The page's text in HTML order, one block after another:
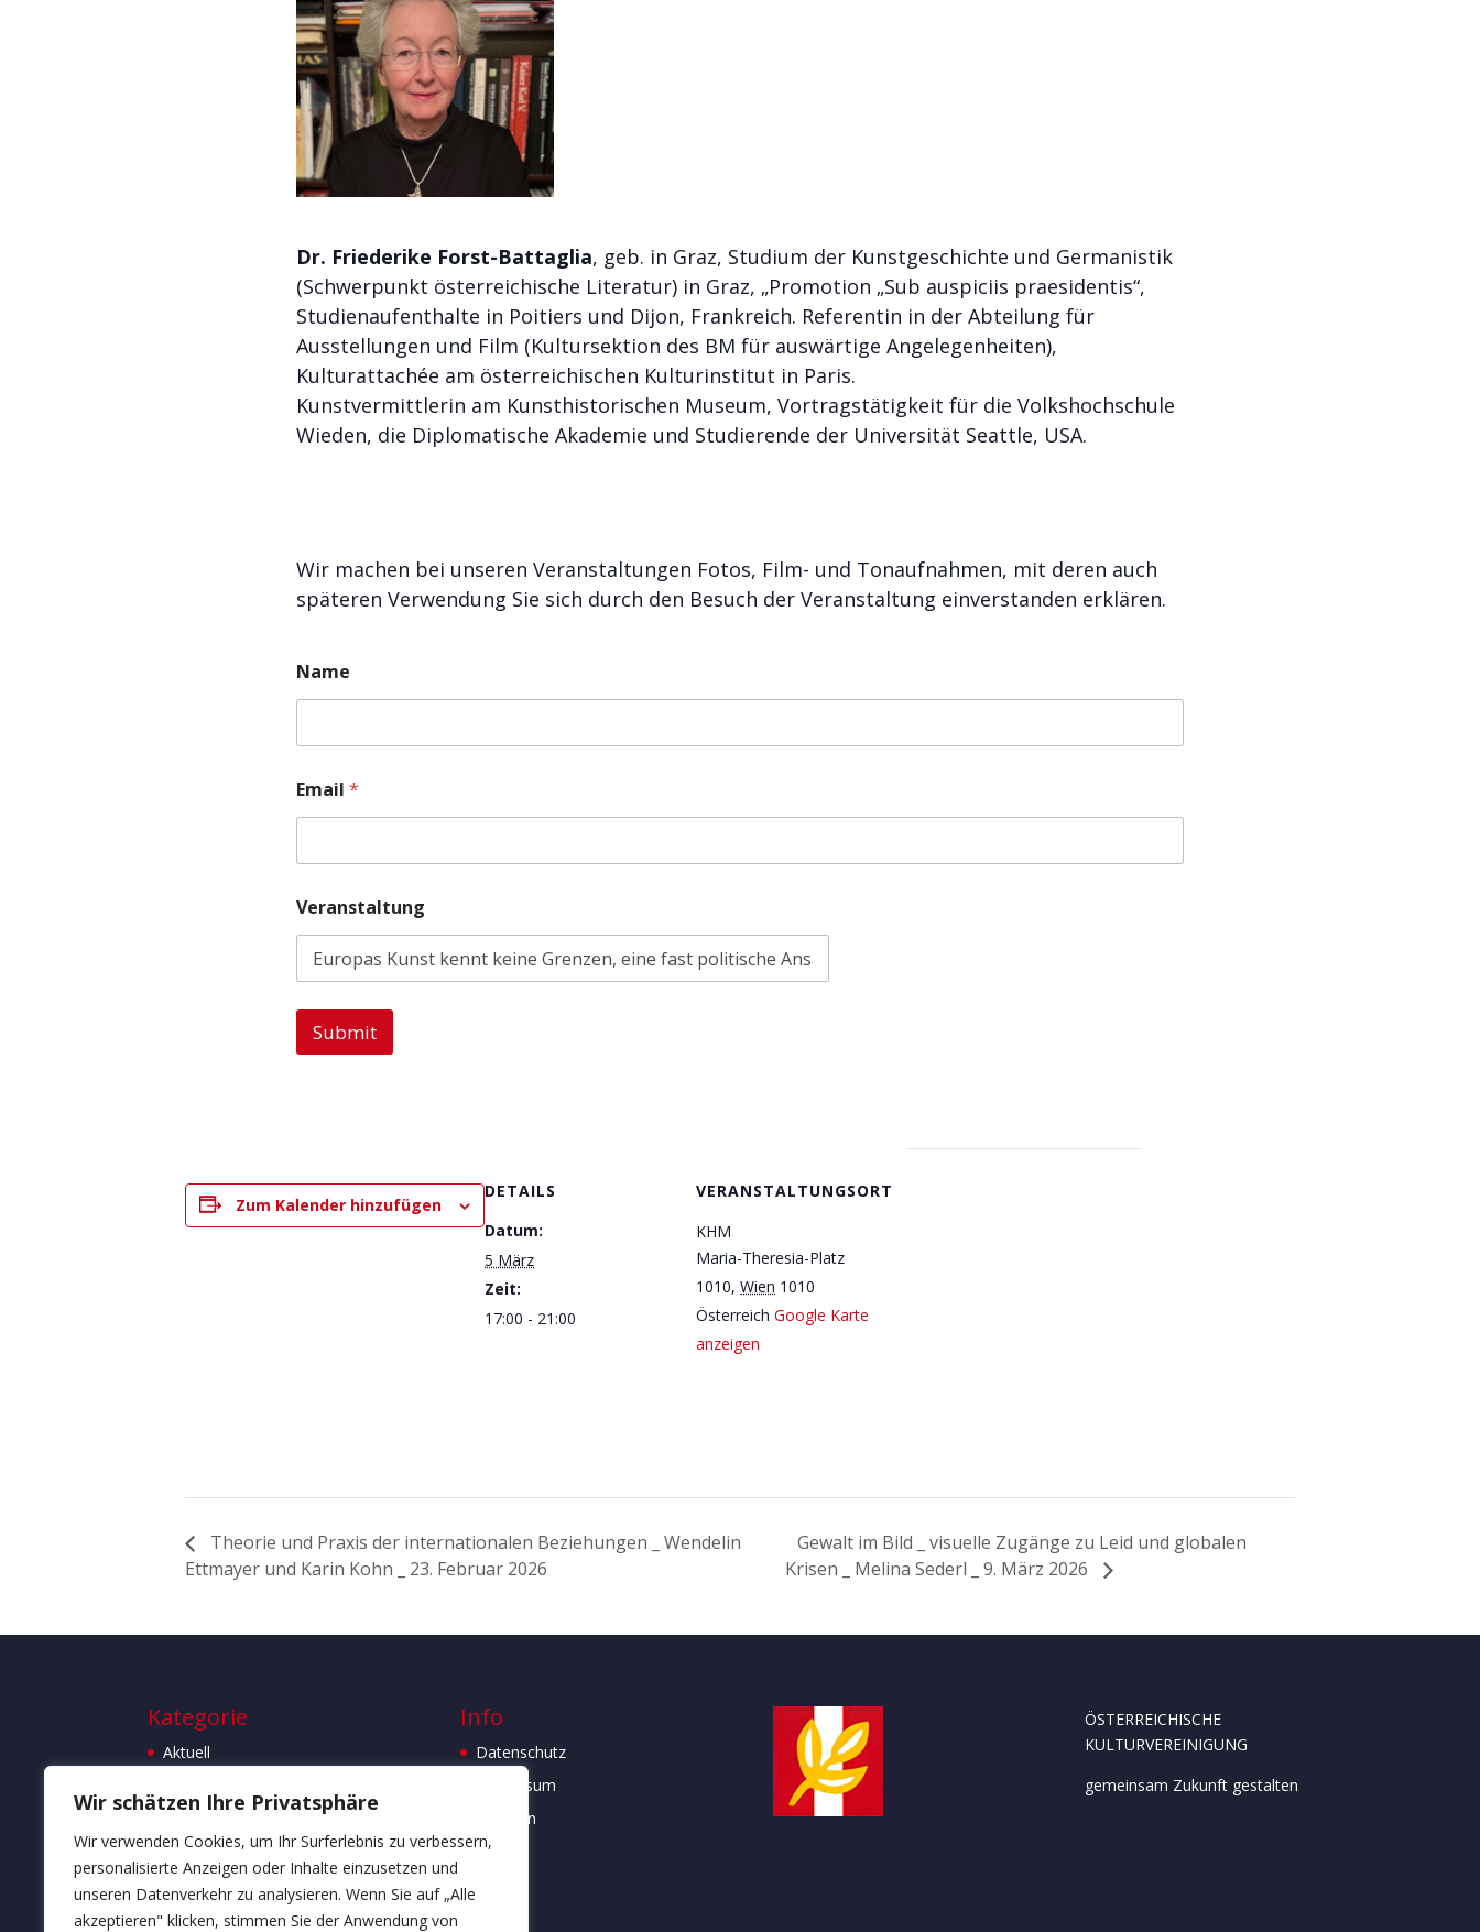
Wir schätzen Ihre Privatsphäre
Wir verwenden Cookies, um Ihr Surferlebnis zu verbessern,
personalisierte Anzeigen oder Inhalte einzusetzen und
unseren Datenverkehr zu analysieren. Wenn Sie auf „Alle
akzeptieren" klicken, stimmen Sie der Anwendung von
Dr. Friederike Forst-Battaglia, geb. in Graz, Studium der Kunstgeschichte und Germanistik
(Schwerpunkt österreichische Literatur) in Graz, „Promotion „Sub auspiciis praesidentis“,
Studienaufenthalte in Poitiers und Dijon, Frankreich. Referentin in der Abteilung für
Ausstellungen und Film (Kultursektion des BM für auswärtige Angelegenheiten),
Kulturattachée am österreichischen Kulturinstitut in Paris.
Kunstvermittlerin am Kunsthistorischen Museum, Vortragstätigkeit für die Volkshochschule
Wieden, die Diplomatische Akademie und Studierende der Universität Seattle, USA.
Wir machen bei unseren Veranstaltungen Fotos, Film- und Tonaufnahmen, mit deren auch
späteren Verwendung Sie sich durch den Besuch der Veranstaltung einverstanden erklären.
Name
Email *
Veranstaltung
Submit
Zum Kalender hinzufügen
DETAILS
Datum:
5 März
Zeit:
17:00 - 21:00
VERANSTALTUNGSORT
KHM
Maria-Theresia-Platz
1010, Wien 1010
Österreich Google Karte
anzeigen
Theorie und Praxis der internationalen Beziehungen _ Wendelin
Ettmayer und Karin Kohn _ 23. Februar 2026
Gewalt im Bild _ visuelle Zugänge zu Leid und globalen
Krisen _ Melina Sederl _ 9. März 2026
Kategorie
Aktuell
Kulturausflüge _ Studienreisen
Kulturausflugstipps
Vernissagen
Info
Datenschutz
Impressum
Statuten
ÖSTERREICHISCHE
KULTURVEREINIGUNG
gemeinsam Zukunft gestalten